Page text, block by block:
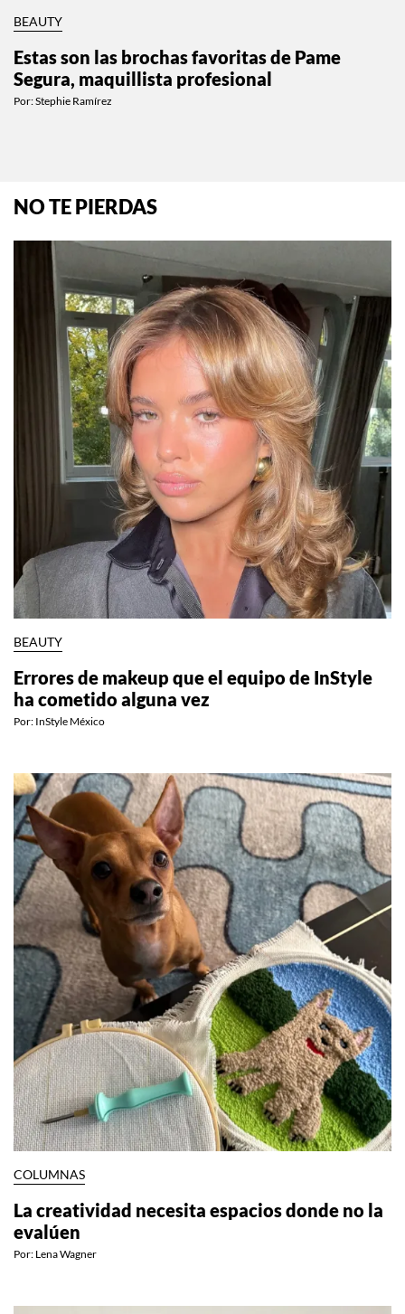
BEAUTY
Estas son las brochas favoritas de Pame
Segura, maquillista profesional
Por:Stephie Ramírez
NO TE PIERDAS
BEAUTY
Errores de makeup que el equipo de InStyle
ha cometido alguna vez
Por: InStyle México
COLUMNAS
La creatividad necesita espacios donde no la
evalúen
Por: Lena Wagner